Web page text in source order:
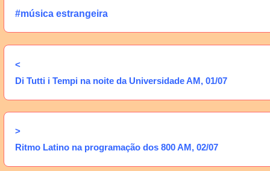
#música estrangeira
<
Di Tutti i Tempi na noite da Universidade AM, 01/07
>
Ritmo Latino na programação dos 800 AM, 02/07